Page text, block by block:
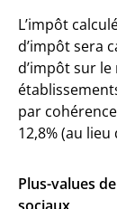
L’impôt
d’impôt sera
d’impôt sur
par
12,8% (au
Plus-values